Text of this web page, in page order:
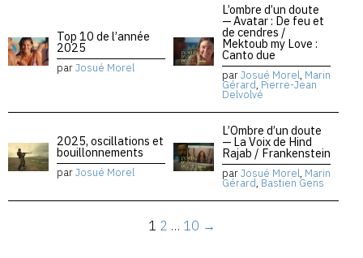
Top 10 de l’année
2025
parJosué Morel
L’ombre d’un doute
— Avatar : De feu et
de cendres /
Mektoub my Love :
Canto due
parJosué Morel, Marin
Gérard, Pierre-Jean
Delvolvé
2025, oscillations et
bouillonnements
parJosué Morel
L’Ombre d’un doute
— La Voix de Hind
Rajab / Frankenstein
parJosué Morel, Marin
Gérard, Bastien Gens
1 2 … 10 →